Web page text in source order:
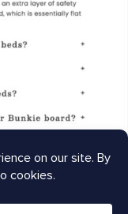
最適化する際には必